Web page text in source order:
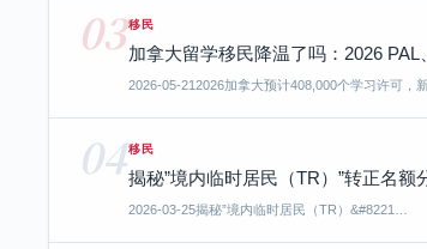
03移民
加拿大留学移民降温了吗：2026
2026-05-212026加拿大预计408,000个学习许可，
04移民
揭秘”境内临时居民（TR）”转正名
2026-03-25揭秘”境内临时居民（TR）&#8221…